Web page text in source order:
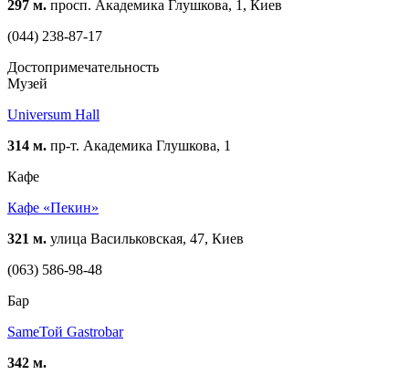
297 м. просп. Академика Глушкова, 1, Киев
(044) 238-87-17
Достопримечательность
Музей
Universum Hall
314 м. пр-т. Академика Глушкова, 1
Кафе
Кафе «Пекин»
321 м. улица Васильковская, 47, Киев
(063) 586-98-48
Бар
SameToй Gastrobar
342 м.